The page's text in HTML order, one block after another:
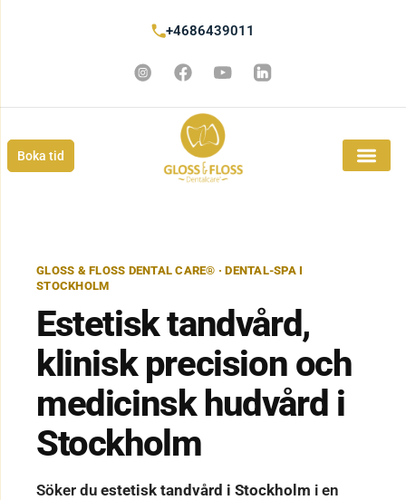
+4686439011
Boka tid
GLOSS & FLOSS DENTAL CARE® · DENTAL-SPA I
STOCKHOLM
Estetisk tandvård,
klinisk precision och
medicinsk hudvård i
Stockholm
Söker du estetisk tandvård i Stockholm i en